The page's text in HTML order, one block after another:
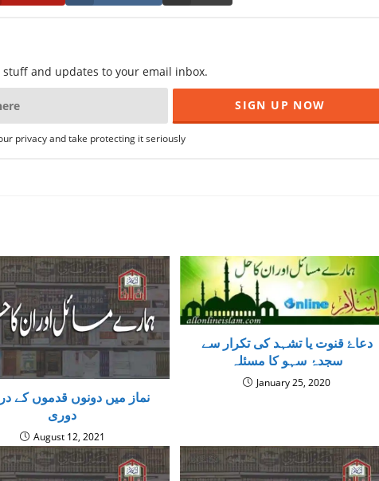
and updates to your email inbox.
privacy and take protecting it seriously
نماز میں دونوں قدموں کے
دوری
August 12, 2021
دعاۓ قنوت یا تشہد کی تکرار سے
سجدۂ سہو کا مسئلہ
January 25, 2020